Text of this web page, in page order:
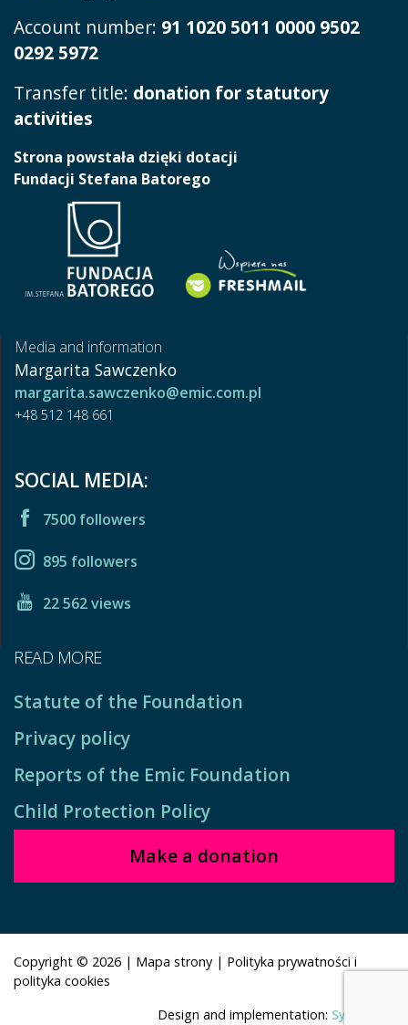
Account number: 91 1020 5011 0000 9502
0292 5972
Transfer title: donation for statutory
activities
Strona powstała dzięki dotacji
Fundacji Stefana Batorego
Media and information
Margarita Sawczenko
margarita.sawczenko@emic.com.pl
+48 512 148 661
SOCIAL MEDIA:
7500 followers
895 followers
22 562 views
READ MORE
Statute of the Foundation
Privacy policy
Reports of the Emic Foundation
Child Protection Policy
Make a donation
Copyright © 2026 | Mapa strony | Polityka prywatności i
polityka cookies
Design and implementation: Symbioza